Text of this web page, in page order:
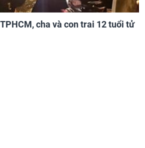
cha và con trai 12 tuổi tử